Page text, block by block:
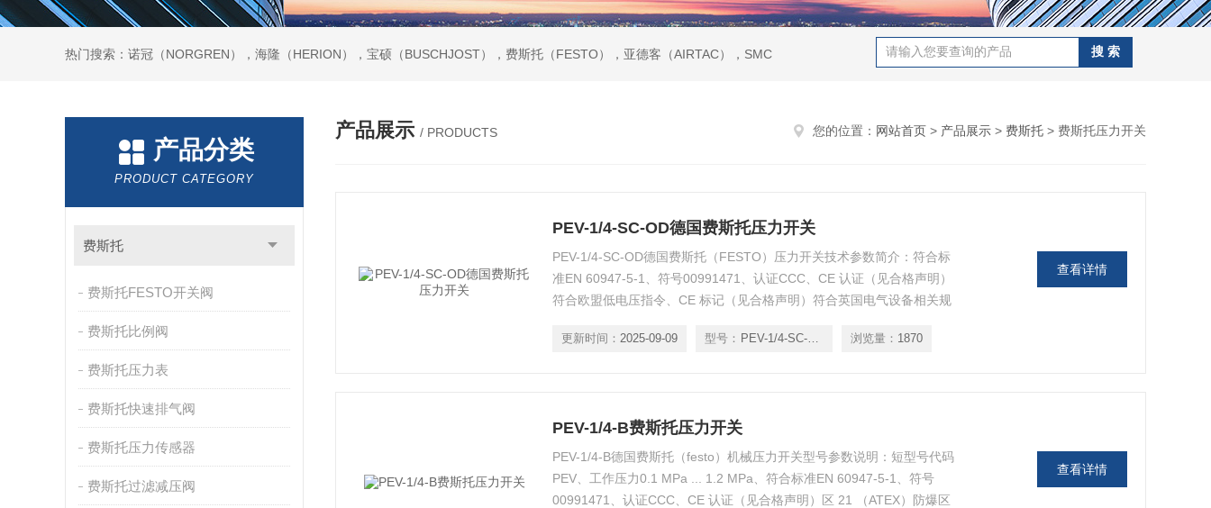
热门搜索：诺冠（NORGREN），海隆（HERION），宝硕（BUSCHJOST），费斯托（FESTO），亚德客（AIRTAC），SMC
产品分类
PRODUCT CATEGORY
费斯托
费斯托FESTO开关阀
费斯托比例阀
费斯托压力表
费斯托快速排气阀
费斯托压力传感器
费斯托过滤减压阀
产品展示 / PRODUCTS 您的位置： 网站首页 > 产品展示 > 费斯托 > 费斯托压力开关
PEV-1/4-SC-OD德国费斯托压力开关
PEV-1/4-SC-OD德国费斯托（FESTO）压力开关技术参数简介：符合标
准EN 60947-5-1、符号00991471、认证CCC、CE 认证（见合格声明）
符合欧盟低电压指令、CE 标记（见合格声明）符合英国电气设备相关规
更新时间： 2025-09-09 型号： PEV-1/4-SC-OD 浏览量： 1870
查看详情
PEV-1/4-B费斯托压力开关
PEV-1/4-B德国费斯托（festo）机械压力开关型号参数说明：短型号代码
PEV、工作压力0.1 MPa ... 1.2 MPa、符合标准EN 60947-5-1、符号
00991471、认证CCC、CE 认证（见合格声明）区 21 （ATEX）防爆区
查看详情